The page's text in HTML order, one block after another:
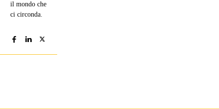
il mondo che
ci circonda.